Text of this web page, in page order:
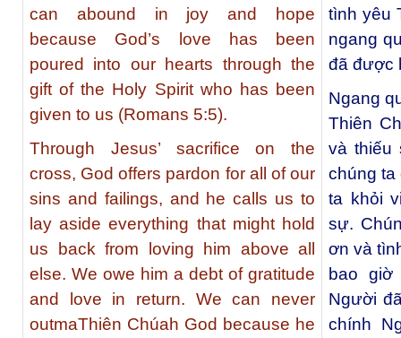
can abound in joy and hope
because God’s love has been
poured into our hearts through the
gift of the Holy Spirit who has been
given to us (Romans 5:5).
Through Jesus’ sacrifice on the
cross, God offers pardon for all of our
sins and failings, and he calls us to
lay aside everything that might hold
us back from loving him above all
else. We owe him a debt of gratitude
and love in return. We can never
outmaThiên Chúah God because he
tình yêu
ngang
đã được
Ngang
Thiên
và thiếu
chúng ta
ta khỏi
sự.
ơn và
bao
Người
chính